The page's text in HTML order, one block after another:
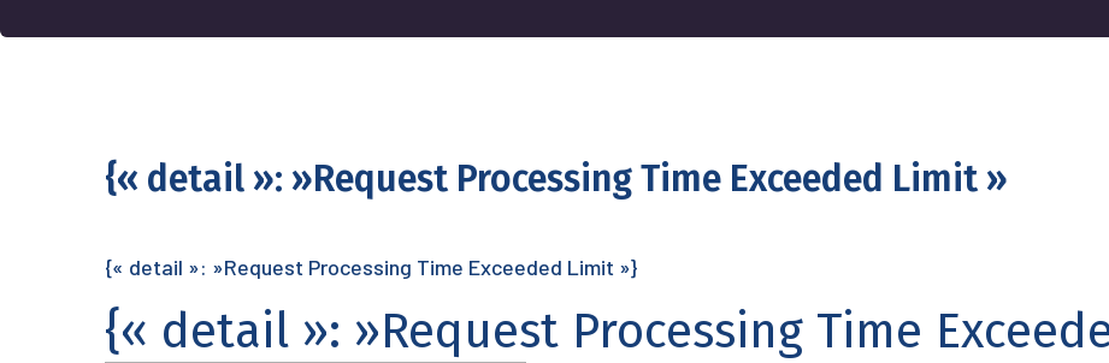
{« detail »: »Request Processing Time Exceeded Limit »
{« detail »: »Request Processing Time Exceeded Limit »}
{« detail »: »Request Processing Time